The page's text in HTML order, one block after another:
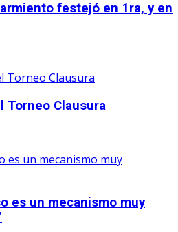
festejó en 1ra, y en
Torneo Clausura
es un mecanismo muy